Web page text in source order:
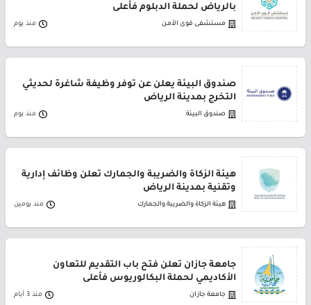
بالرياض لحملة الدبلوم فأعلى
مستشفى قوى الأمن منذ يوم
صندوق البيئة يعلن عن توفر وظيفة شاغرة لحديثي
التخرج بمدينة الرياض
صندوق البيئة منذ يوم
هيئة الزكاة والضريبة والجمارك تعلن وظائف إدارية
وتقنية بمدينة الرياض
هيئة الزكاة والضريبة والجمارك منذ يومين
جامعة جازان تعلن فتح باب التقديم للتعاون
الأكاديمي لحملة البكالوريوس فأعلى
جامعة جازان منذ 3 أيام